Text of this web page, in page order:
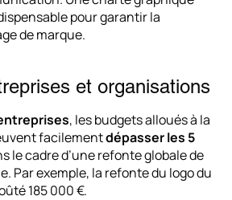
pour garantir la
de marque.
et organisations
, les budgets alloués à la
facilementdépasser les 5
le cadre d’une refonte globale de
Par exemple, la refonte du logo du
185 000 €.